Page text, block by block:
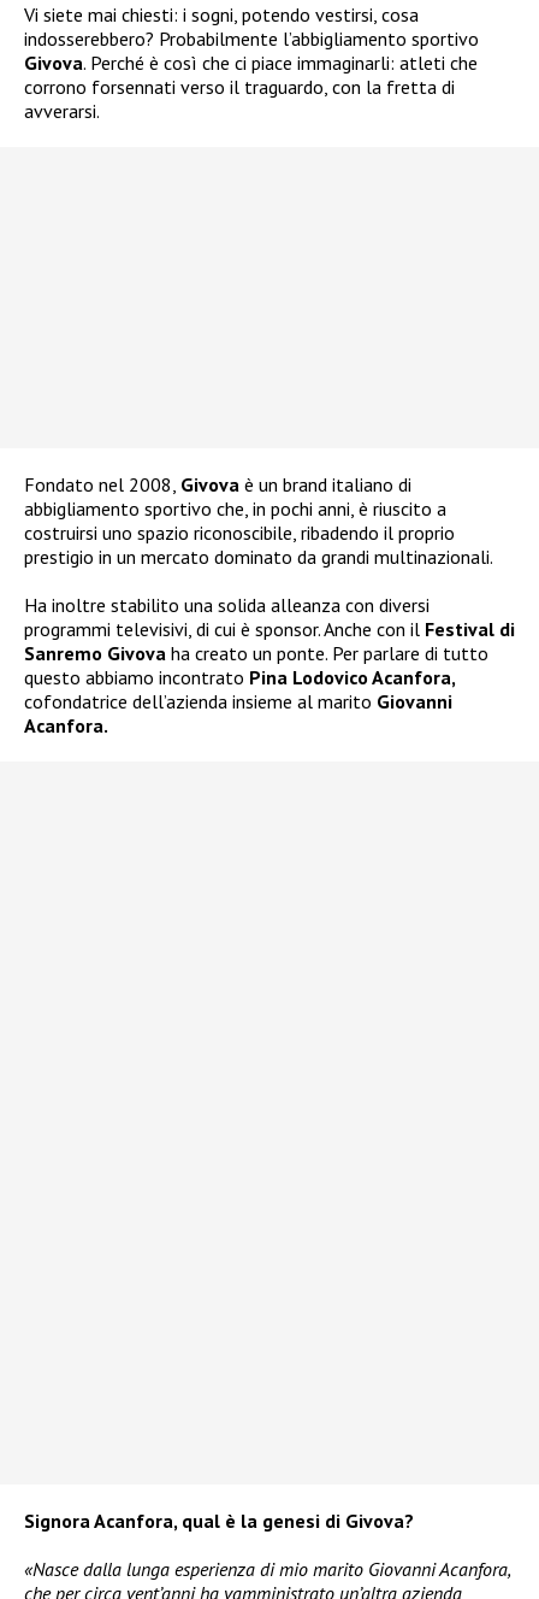
Vi siete mai chiesti: i sogni, potendo vestirsi, cosa
indosserebbero? Probabilmente l’abbigliamento sportivo
Givova. Perché è così che ci piace immaginarli: atleti che
corrono forsennati verso il traguardo, con la fretta di
avverarsi.
Fondato nel 2008, Givova è un brand italiano di
abbigliamento sportivo che, in pochi anni, è riuscito a
costruirsi uno spazio riconoscibile, ribadendo il proprio
prestigio in un mercato dominato da grandi multinazionali.
Ha inoltre stabilito una solida alleanza con diversi
programmi televisivi, di cui è sponsor. Anche con il Festival di
Sanremo Givova ha creato un ponte. Per parlare di tutto
questo abbiamo incontrato Pina Lodovico Acanfora,
cofondatrice dell’azienda insieme al marito Giovanni
Acanfora.
Signora Acanfora, qual è la genesi di Givova?
«Nasce dalla lunga esperienza di mio marito Giovanni Acanfora,
che per circa vent’anni ha vamministrato un’altra azienda